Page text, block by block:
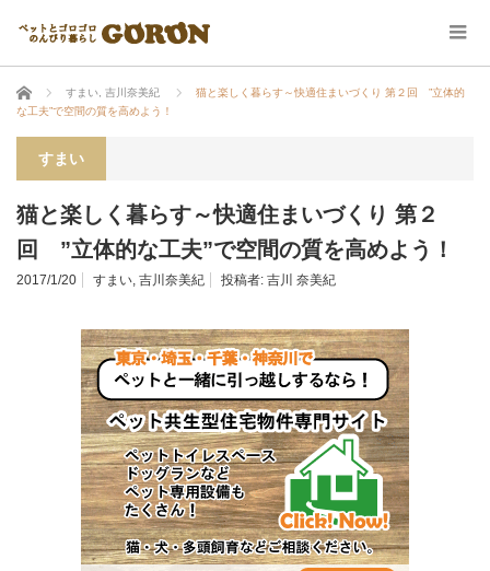
ホーム すまい 吉川奈美紀
猫と楽しく暮らす～快適住まいづくり 第２回 ”立体的
な工夫”で空間の質を高めよう！
すまい
猫と楽しく暮らす～快適住まいづくり 第２
回 ”立体的な工夫”で空間の質を高めよう！
2017/1/20 すまい, 吉川奈美紀 投稿者: 吉川 奈美紀